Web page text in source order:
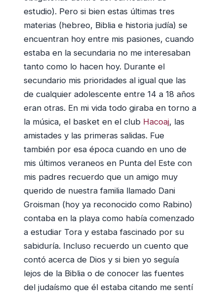
estudio). Pero si bien estas últimas tres
materias (hebreo, Biblia e historia judía) se
encuentran hoy entre mis pasiones, cuando
estaba en la secundaria no me interesaban
tanto como lo hacen hoy. Durante el
secundario mis prioridades al igual que las
de cualquier adolescente entre 14 a 18 años
eran otras. En mi vida todo giraba en torno a
la música, el basket en el club Hacoaj, las
amistades y las primeras salidas. Fue
también por esa época cuando en uno de
mis últimos veraneos en Punta del Este con
mis padres recuerdo que un amigo muy
querido de nuestra familia llamado Dani
Groisman (hoy ya reconocido como Rabino)
contaba en la playa como había comenzado
a estudiar Tora y estaba fascinado por su
sabiduría. Incluso recuerdo un cuento que
contó acerca de Dios y si bien yo seguía
lejos de la Biblia o de conocer las fuentes
del judaísmo que él estaba citando me sentí